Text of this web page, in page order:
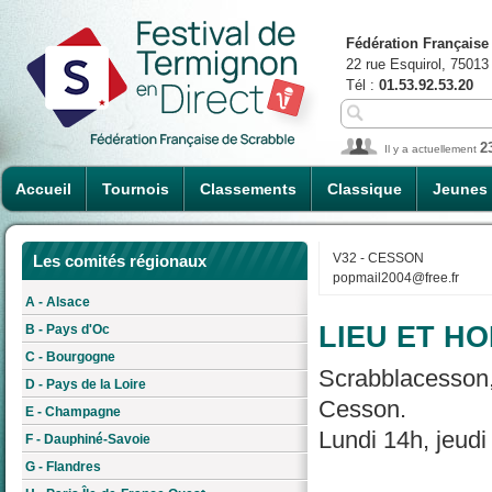
Accueil Tournois Classements Classique Jeunes
Fédération
22 rue Esquirol,
Tél : 01.53.92.53.20
Il y a actuellement
Les comités régionaux
A - Alsace
B - Pays d'Oc
C - Bourgogne
D - Pays de la Loire
E - Champagne
F - Dauphiné-Savoie
G - Flandres
V32 - CESSON
popmail2004@free.fr
LIEU ET
Cesson.
Lundi 14h,